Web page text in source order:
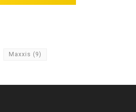
Maxxis (9)